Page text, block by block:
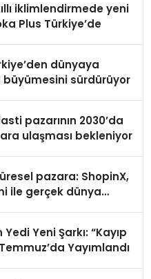
iklimlendirmede yeni
Plus Türkiye’de
dünyaya
büyümesini sürdürüyor
pazarının 2030’da
ulaşması bekleniyor
pazara: ShopinX,
ile gerçek dünya
Yeni Şarkı: “Kayıp
Yayımlandı